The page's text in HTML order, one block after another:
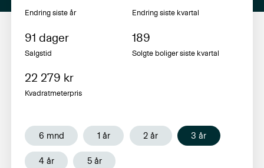
Endring siste år Endring siste kvartal
91 dager
Salgstid
189
Solgte boliger siste kvartal
22 279 kr
Kvadratmeterpris
6 mnd 1 år 2 år 3 år
4 år 5 år